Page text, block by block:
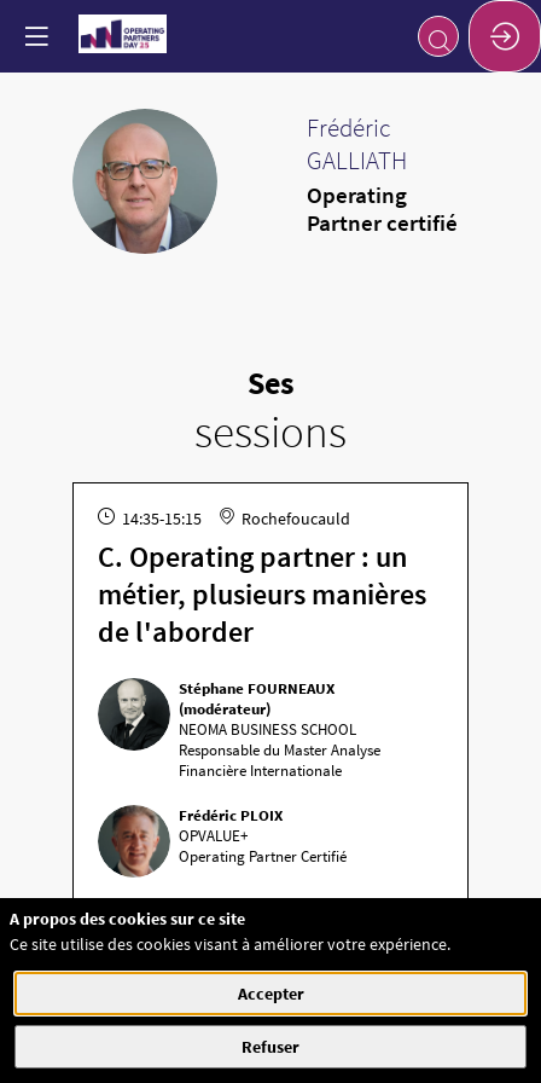
FG
Frédéric
GALLIATH
Operating
Partner certifié
Ses
sessions
14:35-15:15 Rochefoucauld
C. Operating partner : un
métier, plusieurs manières
de l'aborder
SF(
Stéphane FOURNEAUX
(modérateur)
NEOMA BUSINESS SCHOOL
Responsable du Master Analyse
Financière Internationale
FP
Frédéric PLOIX
OPVALUE+
Operating Partner Certifié
FG
FrédéricGALLIATH
EF
EmmanuelleFLAHAULT-FRANC
IRIS
Operating Partner
A propos des cookies sur ce site
Ce site utilise des cookies visant à améliorer votre expérience.
Accepter
Refuser